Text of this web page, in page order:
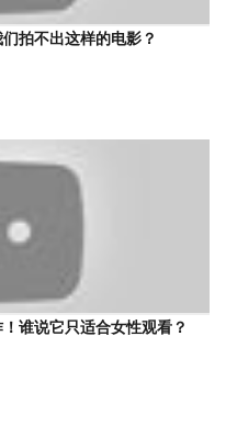
拍不出这样的电影？
谁说它只适合女性观看？